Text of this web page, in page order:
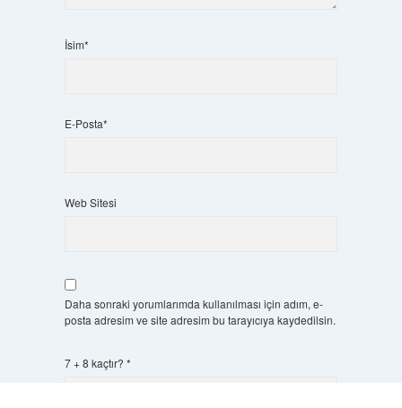
İsim*
E-Posta*
Web Sitesi
Daha sonraki yorumlarımda kullanılması için adım, e-
posta adresim ve site adresim bu tarayıcıya kaydedilsin.
7 + 8 kaçtır? *